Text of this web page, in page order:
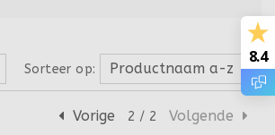
Sorteer op: Productnaam a-z
Vorige 2 / 2 Volgende
8.4